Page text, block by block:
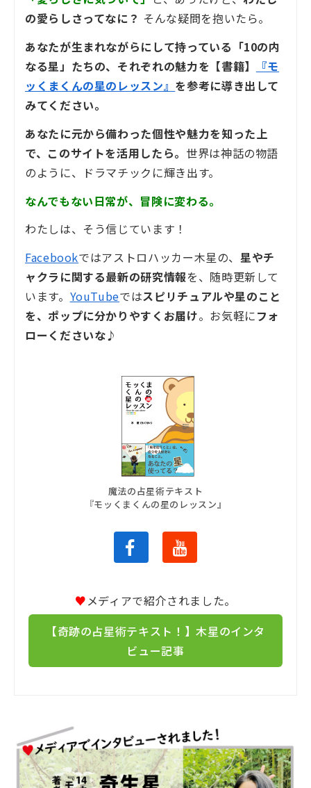
の愛らしさってなに？ そんな疑問を抱いたら。
あなたが生まれながらにして持っている「10の内
なる星」たちの、それぞれの魅力を【書籍】
『モ
ッくまくんの星のレッスン』 を参考に導き出して
みてください。
あなたに元から備わった個性や魅力を知った上
で、このサイトを活用したら。 世界は神話の物語
のように、ドラマチックに輝き出す。
なんでもない日常が、冒険に変わる。
わたしは、そう信じています！
Facebookではアストロハッカー木星の、星やチ
ャクラに関する最新の研究情報を、随時更新して
います。 YouTubeではスピリチュアルや星のこと
を、ポップに分かりやすくお届け。お気軽にフォ
ローくださいな♪
魔法の占星術テキスト
『モッくまくんの星のレッスン』
♥メディアで紹介されました。
【奇跡の占星術テキスト！】木星のインタ
ビュー記事